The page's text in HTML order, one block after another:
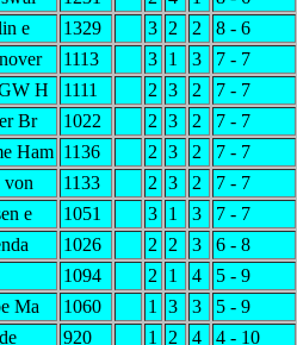
e 1329 3 2 2
8 - 6
1113 3 1 3
7 - 7
H 1111 2 3 2
7 - 7
Br 1022 2 3 2
7 - 7
Ham 1136 2 3 2
7 - 7
von 1133 2 3 2
7 - 7
e 1051 3 1 3
7 - 7
1026 2 2 3
6 - 8
1094 2 1 4
5 - 9
Ma 1060 1 3 3
5 - 9
920 1 2 4
4 - 10